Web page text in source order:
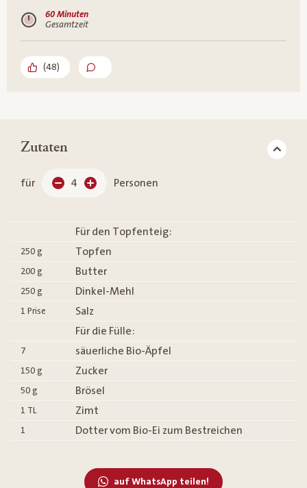
60 Minuten
Gesamtzeit
(48)
Zutaten
für 4 Personen
Für den Topfenteig:
250 g Topfen
200 g Butter
250 g Dinkel-Mehl
1 Prise
Salz
Für die Fülle:
7 säuerliche Bio-Äpfel
150 g Zucker
50 g Brösel
1 TL Zimt
1 Dotter vom Bio-Ei zum Bestreichen
auf WhatsApp teilen!